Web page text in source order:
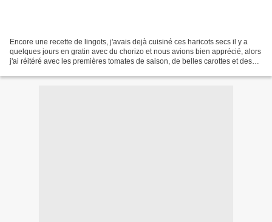
Encore une recette de lingots, j'avais dejà cuisiné ces haricots secs il y a
quelques jours en gratin avec du chorizo et nous avions bien apprécié, alors
j'ai réitéré avec les premières tomates de saison, de belles carottes et des